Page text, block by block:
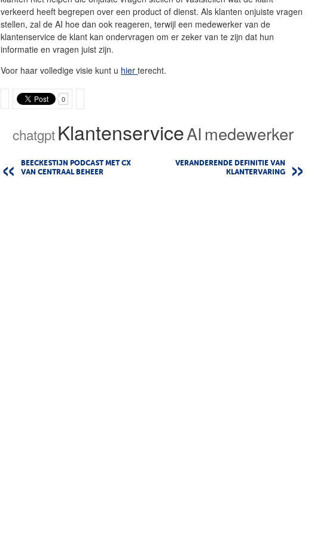
verkeerd heeft begrepen over een product of dienst. Als klanten onjuiste vragen
stellen, zal de AI hoe dan ook reageren, terwijl een medewerker van de
klantenservice de klant kan ondervragen om er zeker van te zijn dat hun
informatie en vragen juist zijn.
Voor haar volledige visie kunt u hierterecht.
0
chatgptKlantenserviceAI medewerker
BEECKESTIJN PODCAST MET CX
VAN CENTRAAL BEHEER
VERANDERENDE DEFINITIE VAN
KLANTERVARING